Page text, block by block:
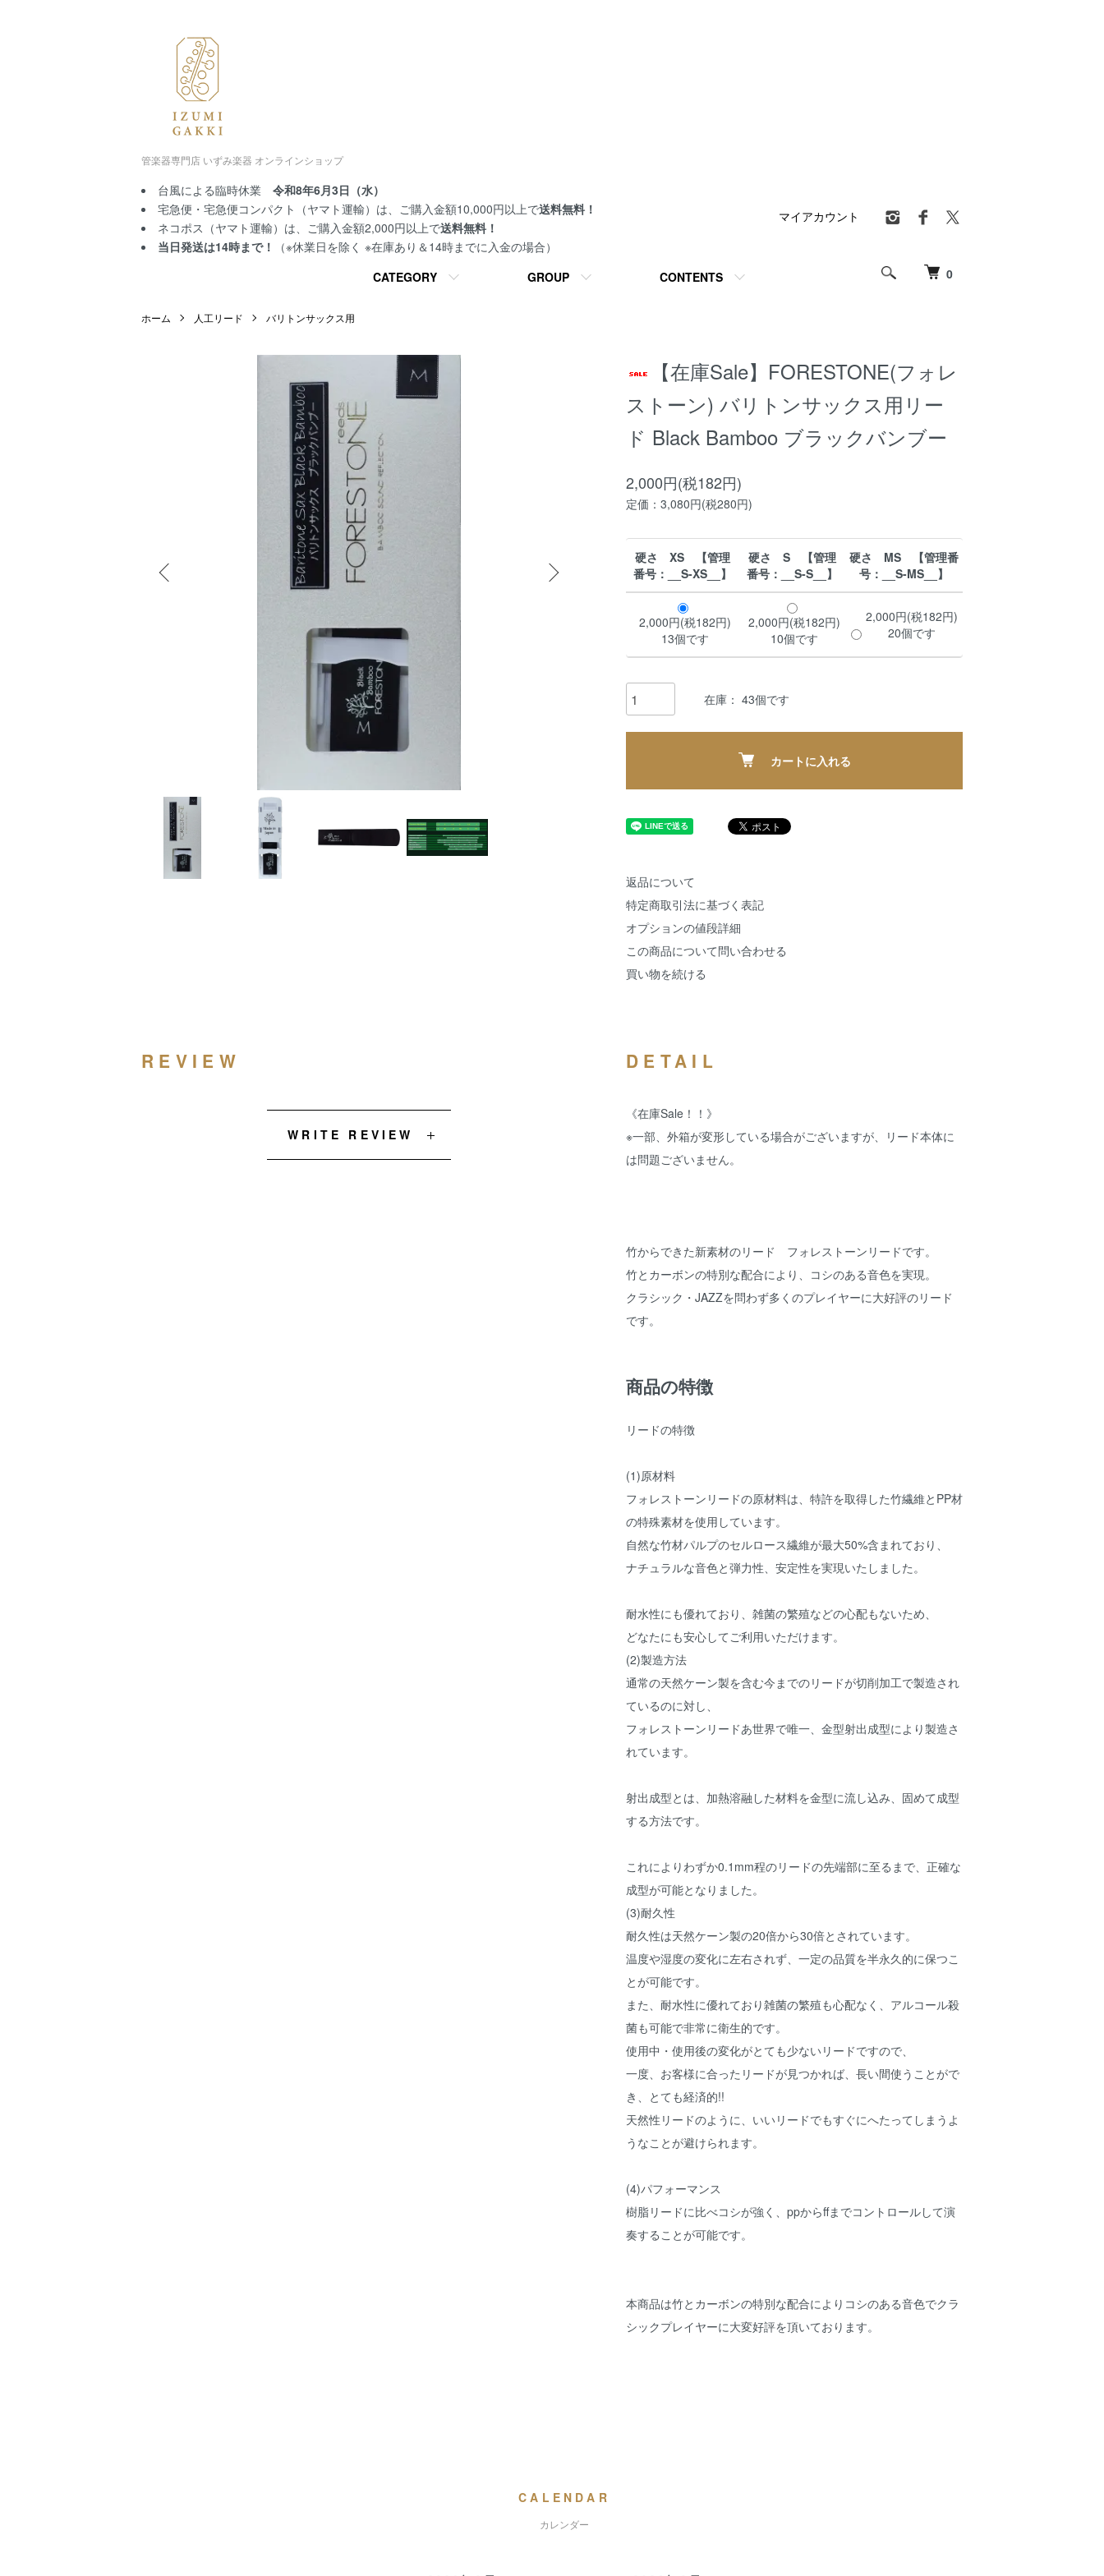
管楽器専門店 いずみ楽器 オンラインショップ
台風による臨時休業 令和8年6月3日（水）
宅急便・宅急便コンパクト（ヤマト運輸）は、ご購入金額10,000円以上で送料無料！
ネコポス（ヤマト運輸）は、ご購入金額2,000円以上で送料無料！
当日発送は14時まで！
（※休業日を除く ※在庫あり＆14時までに入金の場合）
0
CATEGORY GROUP CONTENTS
マイアカウント
ホーム 人工リード バリトンサックス用
【在庫Sale】FORESTONE(フォレ
ストーン) バリトンサックス用リー
ド Black Bamboo ブラックバンブー
2,000円(税182円)
定価：3,080円(税280円)
硬さ XS 【管理
番号：__S-XS__】
硬さ S 【管理
番号：__S-S__】
硬さ MS 【管理番
号：__S-MS__】
2,000円(税182円)
13個です
2,000円(税182円)
10個です
2,000円(税182円)
20個です
在庫： 43個です
カートに入れる
返品について
特定商取引法に基づく表記
オプションの値段詳細
この商品について問い合わせる
買い物を続ける
DETAIL
《在庫Sale！！》
※一部、外箱が変形している場合がございますが、リード本体に
は問題ございません。
竹からできた新素材のリード フォレストーンリードです。
竹とカーボンの特別な配合により、コシのある音色を実現。
クラシック・JAZZを問わず多くのプレイヤーに大好評のリード
です。
商品の特徴
リードの特徴
(1)原材料
フォレストーンリードの原材料は、特許を取得した竹繊維とPP材
の特殊素材を使用しています。
自然な竹材パルプのセルロース繊維が最大50%含まれており、
ナチュラルな音色と弾力性、安定性を実現いたしました。
耐水性にも優れており、雑菌の繁殖などの心配もないため、
どなたにも安心してご利用いただけます。
(2)製造方法
通常の天然ケーン製を含む今までのリードが切削加工で製造され
ているのに対し、
フォレストーンリードあ世界で唯一、金型射出成型により製造さ
れています。
射出成型とは、加熱溶融した材料を金型に流し込み、固めて成型
する方法です。
これによりわずか0.1mm程のリードの先端部に至るまで、正確な
成型が可能となりました。
(3)耐久性
耐久性は天然ケーン製の20倍から30倍とされています。
温度や湿度の変化に左右されず、一定の品質を半永久的に保つこ
とが可能です。
また、耐水性に優れており雑菌の繁殖も心配なく、アルコール殺
菌も可能で非常に衛生的です。
使用中・使用後の変化がとても少ないリードですので、
一度、お客様に合ったリードが見つかれば、長い間使うことがで
き、とても経済的!!
天然性リードのように、いいリードでもすぐにへたってしまうよ
うなことが避けられます。
(4)パフォーマンス
樹脂リードに比べコシが強く、ppからffまでコントロールして演
奏することが可能です。
本商品は竹とカーボンの特別な配合によりコシのある音色でクラ
シックプレイヤーに大変好評を頂いております。
REVIEW
WRITE REVIEW
CALENDAR
カレンダー